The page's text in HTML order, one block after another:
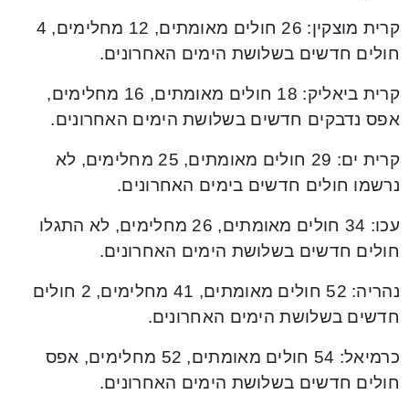
קרית מוצקין: 26 חולים מאומתים, 12 מחלימים, 4
חולים חדשים בשלושת הימים האחרונים.
קרית ביאליק: 18 חולים מאומתים, 16 מחלימים,
אפס נדבקים חדשים בשלושת הימים האחרונים.
קרית ים: 29 חולים מאומתים, 25 מחלימים, לא
נרשמו חולים חדשים בימים האחרונים.
עכו: 34 חולים מאומתים, 26 מחלימים, לא התגלו
חולים חדשים בשלושת הימים האחרונים.
נהריה: 52 חולים מאומתים, 41 מחלימים, 2 חולים
חדשים בשלושת הימים האחרונים.
כרמיאל: 54 חולים מאומתים, 52 מחלימים, אפס
חולים חדשים בשלושת הימים האחרונים.